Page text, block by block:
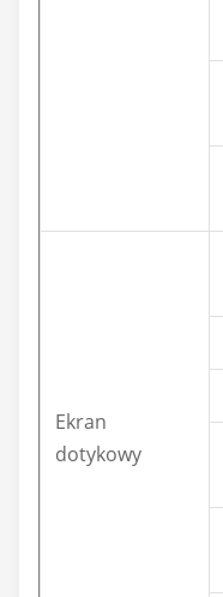
Ekran
dotykowy